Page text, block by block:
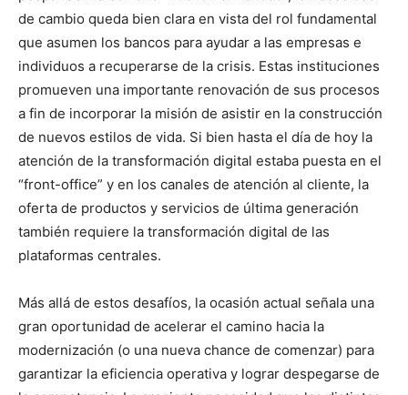
de cambio queda bien clara en vista del rol fundamental
que asumen los bancos para ayudar a las empresas e
individuos a recuperarse de la crisis. Estas instituciones
promueven una importante renovación de sus procesos
a fin de incorporar la misión de asistir en la construcción
de nuevos estilos de vida. Si bien hasta el día de hoy la
atención de la transformación digital estaba puesta en el
“front-office” y en los canales de atención al cliente, la
oferta de productos y servicios de última generación
también requiere la transformación digital de las
plataformas centrales.
Más allá de estos desafíos, la ocasión actual señala una
gran oportunidad de acelerar el camino hacia la
modernización (o una nueva chance de comenzar) para
garantizar la eficiencia operativa y lograr despegarse de